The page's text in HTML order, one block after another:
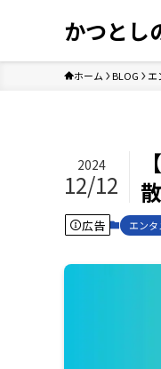
かつとし
ホーム BLOG エ
2024
12/12
広告 エンタ